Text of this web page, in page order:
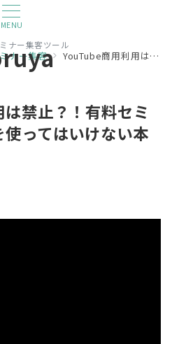
MENU
ナー集客ツール
ナー集客 YouTube商用利用は禁止？！有料セミナーにYouTubeを使ってはいけない本当の理由
禁止？！有料セミ
ってはいけない本